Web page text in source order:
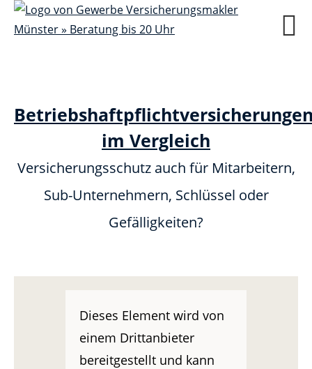
im Vergleich
Versicherungsschutz auch für Mitarbeitern,
Sub-Unternehmern, Schlüssel oder
Gefälligkeiten?
Dieses Element wird von
einem Drittanbieter
bereitgestellt und kann